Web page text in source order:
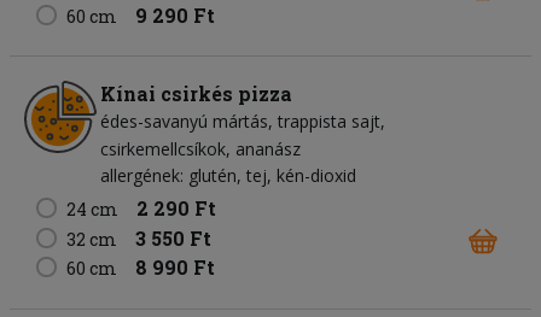
60 cm 9 290 Ft
Kínai csirkés pizza
édes-savanyú mártás trappista sajt
csirkemellcsíkok ananász
allergének: glutén, tej, kén-dioxid
24 cm
2 290 Ft
32 cm 3 550 Ft
60 cm 8 990 Ft